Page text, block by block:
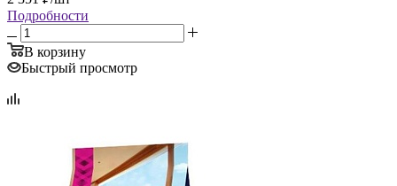
Подробности
В корзину
Быстрый просмотр